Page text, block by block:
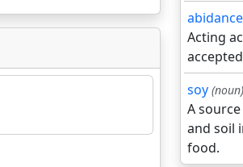
abidance
Acting
soy (noun)
A
and soil
food.